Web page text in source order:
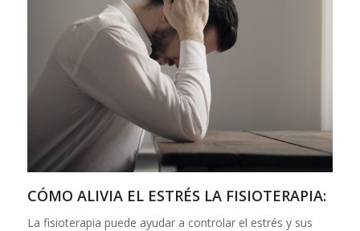
CÓMO ALIVIA EL ESTRÉS LA FISIOTERAPIA:
La fisioterapia puede ayudar a controlar el estrés y sus